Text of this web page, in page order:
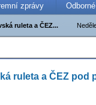
zprávy
ruleta a ČEZ...
ruleta a ČEZ pod